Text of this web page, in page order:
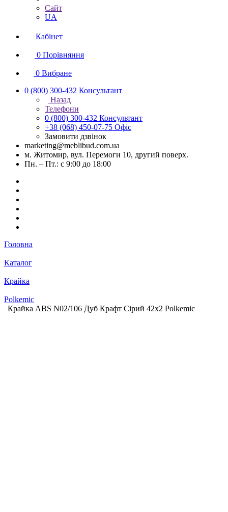
Сайт
UA
Кабінет
0 Порівняння
0 Вибране
0 (800) 300-432 Консультант
Назад
Телефони
0 (800) 300-432 Консультант
+38 (068) 450-07-75 Офіс
Замовити дзвінок
marketing@meblibud.com.ua
м. Житомир, вул. Перемоги 10, другий поверх.
Пн. – Пт.: с 9:00 до 18:00
Головна
Каталог
Крайка
Polkemic
Крайка ABS N02/106 Дуб Крафт Сірий 42х2 Polkemic